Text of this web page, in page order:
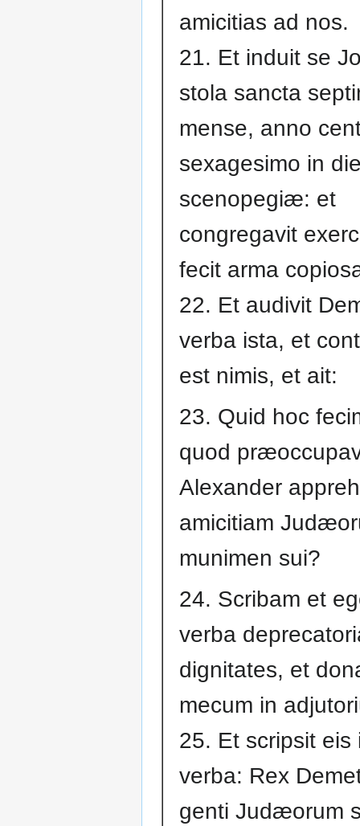
amicitias ad nos.
21. Et induit se
stola sancta
mense, anno
sexagesimo in
scenopegiæ: et
congregavit
fecit arma
22. Et audivit
verba ista, et
est nimis, et ait:
23. Quid hoc
quod
Alexander
amicitiam
munimen sui?
24. Scribam et
verba
dignitates, et
mecum in
25. Et scripsit
verba: Rex
genti Judæorum